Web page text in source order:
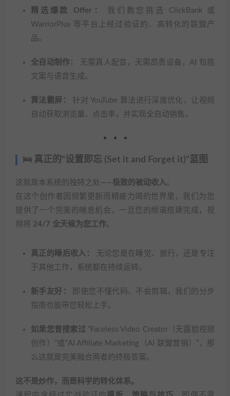
精选爆款 Offer：
我们教您挑选 ClickBank 或
WarriorPlus 等平台上经过验证的、高转化的联盟产
品。
全自动制作：
无需真人配音，无需昂贵设备，AI 包揽
文案与语音生成。
算法霸屏：
针对 YouTube 算法进行深度优化，让视频
自动获取浏览量、点击率，并实现全自动销售。
🛌 真正的“设置即忘 (Set it and Forget it)”蓝图
这就是本系统的独特之处——极致的被动收入。
在这个创作者因频繁更新而精疲力竭的世界里，我们为您
提供了一个完美的喘息机会。一旦您的频道搭建完成，视
频将 24/7 全天候为您工作。
真正的睡后收入：
无论您是在睡觉、旅行，还是专注
于其他工作，系统都在持续运转。
新手友好：
即使您不懂代码、不会剪辑，我们的分步
指南也能带您轻松上手。
如果您曾搜索过“Faceless Video Creator（无露脸视频
创作）”或“AI Affiliate Marketing（AI 联盟营销）”，那
么这就是完美融合两者的终极答案。
这不是炒作，而是科学的转化体系。